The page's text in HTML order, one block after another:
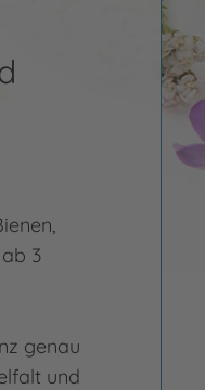
3
genau
und